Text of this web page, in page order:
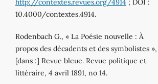
http://contextes.revues.org/4914 ; DOI :
10.4000/contextes.4914.
Rodenbach G., « La Poésie nouvelle : À
propos des décadents et des symbolistes »,
[dans :] Revue bleue. Revue politique et
littéraire, 4 avril 1891, no 14.